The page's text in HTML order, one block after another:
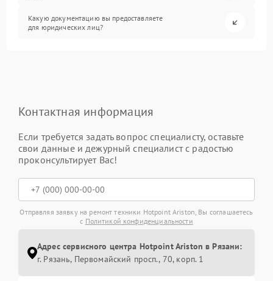
Какую документацию вы предоставляете
для юридических лиц?
Контактная информация
Если требуется задать вопрос специалисту, оставьте
свои данные и дежурный специалист с радостью
проконсультирует Вас!
Отправляя заявку на ремонт техники Hotpoint Ariston, Вы соглашаетесь
с Политикой конфиденциальности
Адрес сервисного центра Hotpoint Ariston в Рязани:
г. Рязань, Первомайский просп., 70, корп. 1